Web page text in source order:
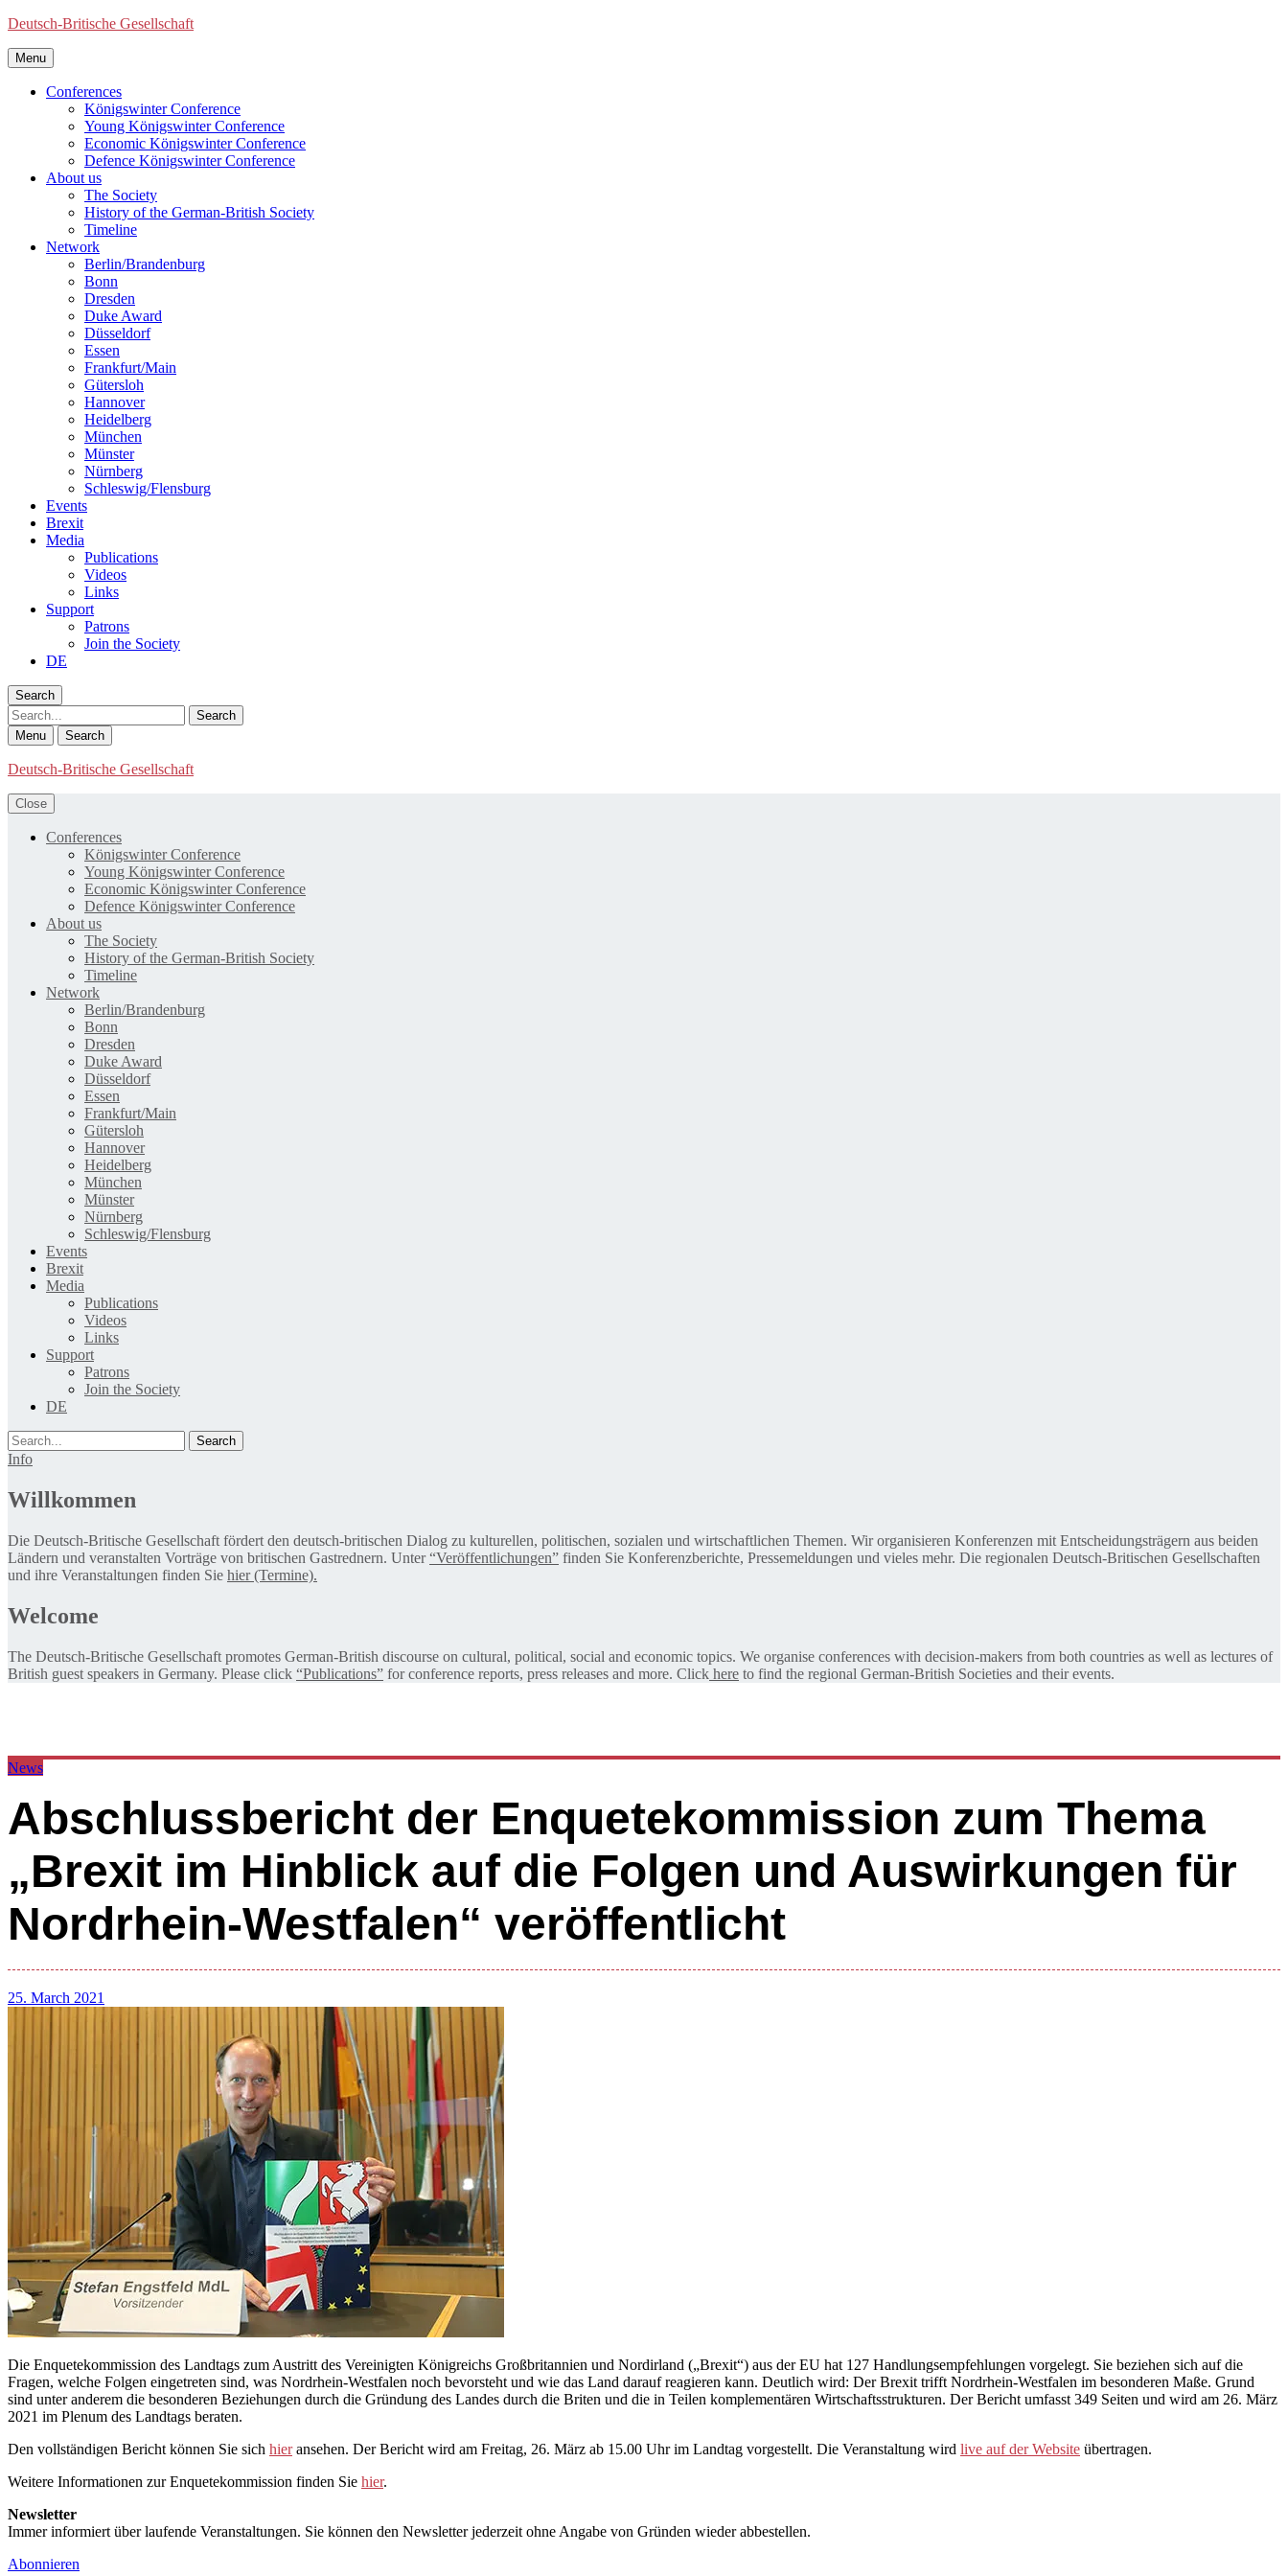
Deutsch-Britische Gesellschaft
Menu
Conferences
Königswinter Conference
Young Königswinter Conference
Economic Königswinter Conference
Defence Königswinter Conference
About us
The Society
History of the German-British Society
Timeline
Network
Berlin/Brandenburg
Bonn
Dresden
Duke Award
Düsseldorf
Essen
Frankfurt/Main
Gütersloh
Hannover
Heidelberg
München
Münster
Nürnberg
Schleswig/Flensburg
Events
Brexit
Media
Publications
Videos
Links
Support
Patrons
Join the Society
DE
Search
Search
Menu Search
Deutsch-Britische Gesellschaft
Close
Conferences
Königswinter Conference
Young Königswinter Conference
Economic Königswinter Conference
Defence Königswinter Conference
About us
The Society
History of the German-British Society
Timeline
Network
Berlin/Brandenburg
Bonn
Dresden
Duke Award
Düsseldorf
Essen
Frankfurt/Main
Gütersloh
Hannover
Heidelberg
München
Münster
Nürnberg
Schleswig/Flensburg
Events
Brexit
Media
Publications
Videos
Links
Support
Patrons
Join the Society
DE
Search
Info
Willkommen
Die Deutsch-Britische Gesellschaft fördert den deutsch-britischen Dialog zu kulturellen, politischen, sozialen und wirtschaftlichen Themen. Wir organisieren Konferenzen mit Entscheidungsträgern aus beiden
Ländern und veranstalten Vorträge von britischen Gastrednern. Unter“Veröffentlichungen” finden Sie Konferenzberichte, Pressemeldungen und vieles mehr. Die regionalen Deutsch-Britischen Gesellschaften
und ihre Veranstaltungen finden Sie hier (Termine).
Welcome
The Deutsch-Britische Gesellschaft promotes German-British discourse on cultural, political, social and economic topics. We organise conferences with decision-makers from both countries as well as lectures of
British guest speakers in Germany. Please click “Publications” for conference reports, press releases and more. Click here to find the regional German-British Societies and their events.
News
Abschlussbericht der Enquetekommission zum Thema
„Brexit im Hinblick auf die Folgen und Auswirkungen für
Nordrhein-Westfalen“ veröffentlicht
25. March 2021
Die Enquetekommission des Landtags zum Austritt des Vereinigten Königreichs Großbritannien und Nordirland („Brexit“) aus der EU hat 127 Handlungsempfehlungen vorgelegt. Sie beziehen sich auf die
Fragen, welche Folgen eingetreten sind, was Nordrhein-Westfalen noch bevorsteht und wie das Land darauf reagieren kann. Deutlich wird: Der Brexit trifft Nordrhein-Westfalen im besonderen Maße. Grund
sind unter anderem die besonderen Beziehungen durch die Gründung des Landes durch die Briten und die in Teilen komplementären Wirtschaftsstrukturen. Der Bericht umfasst 349 Seiten und wird am 26. März
2021 im Plenum des Landtags beraten.
Den vollständigen Bericht können Sie sich hieransehen. Der Bericht wird am Freitag, 26. März ab 15.00 Uhr im Landtag vorgestellt. Die Veranstaltung wird live auf der Website übertragen.
Weitere Informationen zur Enquetekommission finden Sie hier.
Newsletter
Immer informiert über laufende Veranstaltungen. Sie können den Newsletter jederzeit ohne Angabe von Gründen wieder abbestellen.
Abonnieren